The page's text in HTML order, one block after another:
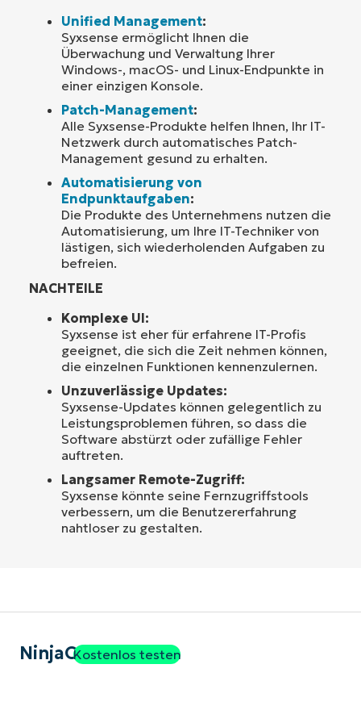
Unified Management:
Syxsense ermöglicht Ihnen die
Überwachung und Verwaltung Ihrer
Windows-, macOS- und Linux-Endpunkte in
einer einzigen Konsole.
Patch-Management:
Alle Syxsense-Produkte helfen Ihnen, Ihr IT-
Netzwerk durch automatisches Patch-
Management gesund zu erhalten.
Automatisierung von
Endpunktaufgaben:
Die Produkte des Unternehmens nutzen die
Automatisierung, um Ihre IT-Techniker von
lästigen, sich wiederholenden Aufgaben zu
befreien.
NACHTEILE
Komplexe UI:
Syxsense ist eher für erfahrene IT-Profis
geeignet, die sich die Zeit nehmen können,
die einzelnen Funktionen kennenzulernen.
Unzuverlässige Updates:
Syxsense-Updates können gelegentlich zu
Leistungsproblemen führen, so dass die
Software abstürzt oder zufällige Fehler
auftreten.
Langsamer Remote-Zugriff:
Syxsense könnte seine Fernzugriffstools
verbessern, um die Benutzererfahrung
nahtloser zu gestalten.
NinjaOneKostenlos testen